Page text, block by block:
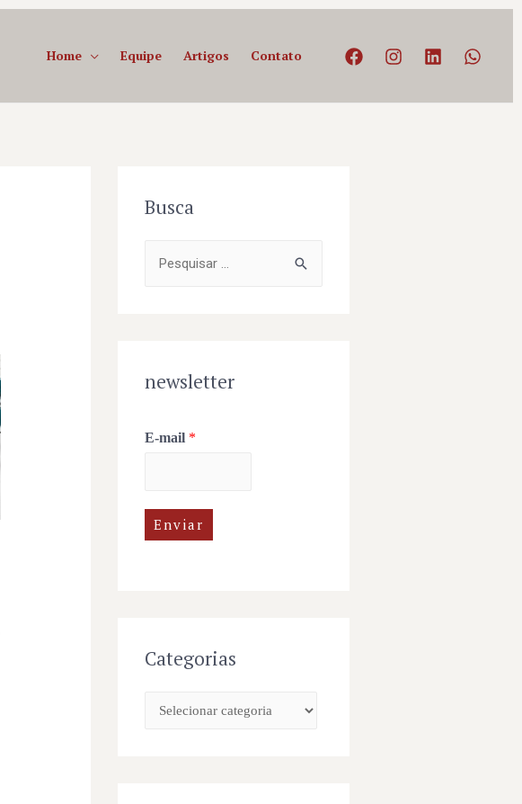
Home Equipe Artigos Contato
Busca
newsletter
E-mail *
Enviar
Categorias